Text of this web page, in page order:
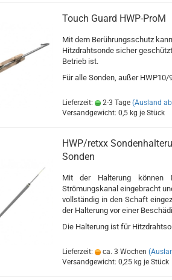
Touch Guard HWP-ProM
Mit dem Berührungsschutz
Hitzdrahtsonde sicher
Betrieb ist.
Für alle Sonden, außer
Lieferzeit: 2-3 Tage (Ausland
Versandgewicht: 0,5kg je Stück
HWP/retxx
Sonden
Mit der Halterung können
Strömungskanal eingebracht
vollständig in den Schaft
der Halterung vor einer
Die Halterung ist für
Lieferzeit: ca. 3 Wochen
Versandgewicht: 0,25kg je Stück